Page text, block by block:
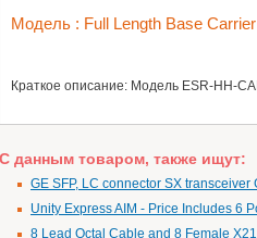
Модель : Full Length Base
Краткое описание: Модель ESR-HH-
С данным товаром, также ищут:
GE SFP, LC connector SX transceiver
Unity Express AIM - Price Includes 6
8 Lead Octal Cable and 8 Female